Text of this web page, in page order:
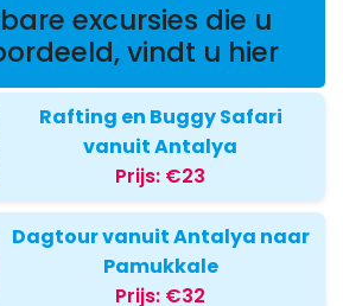
excursies die u
vindt u hier
Rafting en Buggy Safari
vanuit Antalya
Prijs: €23
Dagtour vanuit Antalya naar
Pamukkale
Prijs: €32